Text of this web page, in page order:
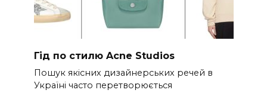
Гід по стилю Acne Studios
Пошук якісних дизайнерських речей в
Україні часто перетворюється